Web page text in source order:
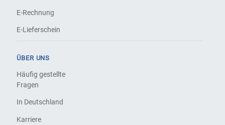
E-Rechnung
E-Lieferschein
ÜBER UNS
Häufig gestellte
Fragen
In Deutschland
Karriere